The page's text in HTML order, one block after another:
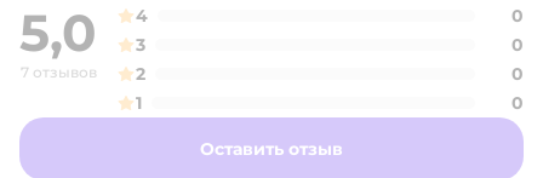
5,0
7 отзывов
4
0
3
0
2
0
1
0
Оставить отзыв